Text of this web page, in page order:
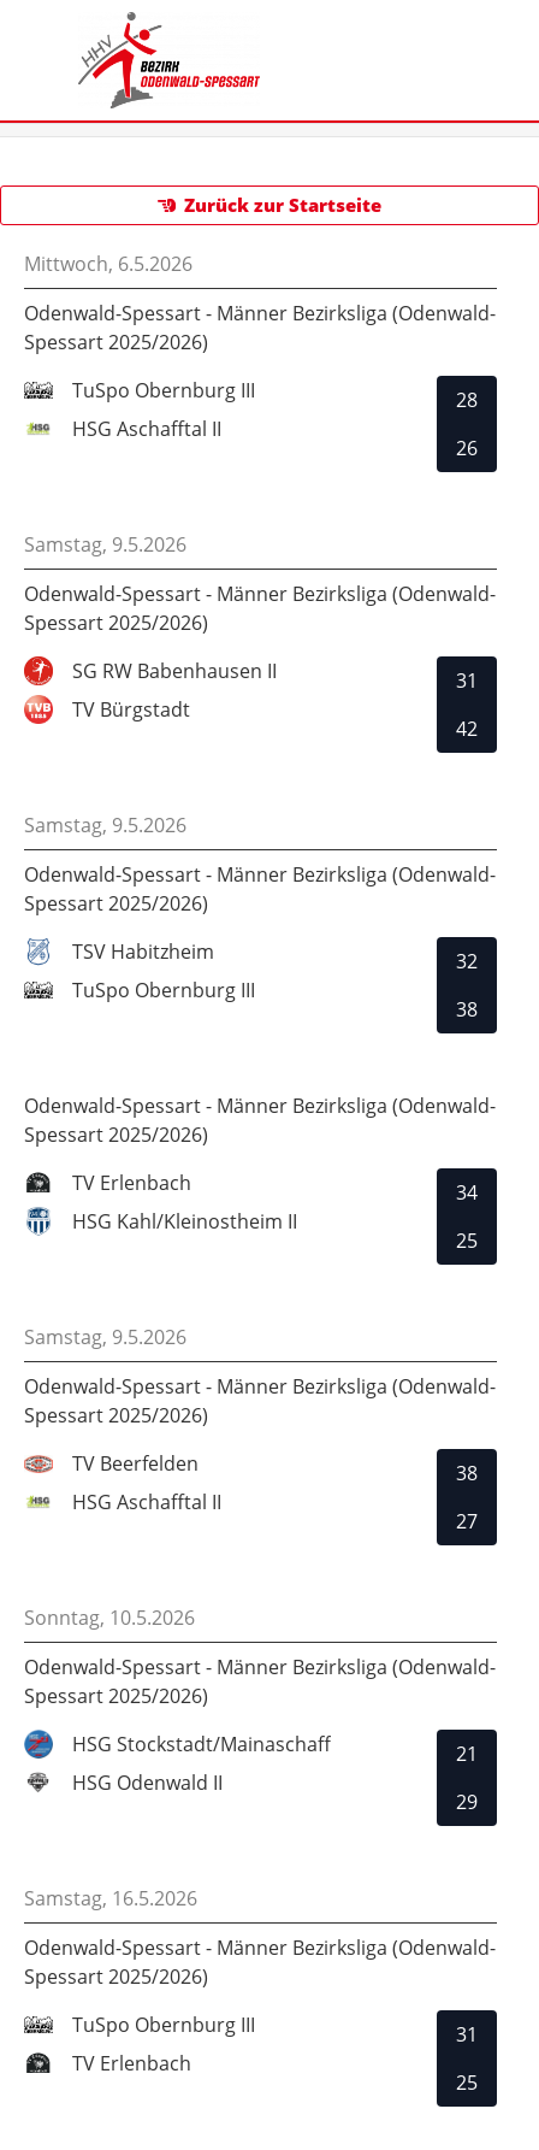
Zurück zur Startseite
Mittwoch, 6.5.2026
Odenwald-Spessart - Männer Bezirksliga (Odenwald-
Spessart 2025/2026)
TuSpo Obernburg III
HSG Aschafftal II
28
26
Samstag, 9.5.2026
Odenwald-Spessart - Männer Bezirksliga (Odenwald-
Spessart 2025/2026)
SG RW Babenhausen II
TV Bürgstadt
31
42
Samstag, 9.5.2026
Odenwald-Spessart - Männer Bezirksliga (Odenwald-
Spessart 2025/2026)
TSV Habitzheim
TuSpo Obernburg III
32
38
Odenwald-Spessart - Männer Bezirksliga (Odenwald-
Spessart 2025/2026)
TV Erlenbach
HSG Kahl/Kleinostheim II
34
25
Samstag, 9.5.2026
Odenwald-Spessart - Männer Bezirksliga (Odenwald-
Spessart 2025/2026)
TV Beerfelden
HSG Aschafftal II
38
27
Sonntag, 10.5.2026
Odenwald-Spessart - Männer Bezirksliga (Odenwald-
Spessart 2025/2026)
HSG Stockstadt/Mainaschaff
HSG Odenwald II
21
29
Samstag, 16.5.2026
Odenwald-Spessart - Männer Bezirksliga (Odenwald-
Spessart 2025/2026)
TuSpo Obernburg III
TV Erlenbach
31
25